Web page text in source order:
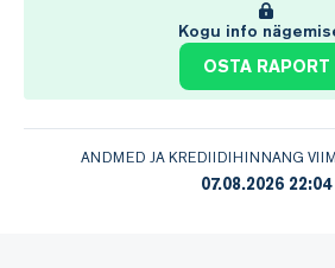
Kogu info
OSTA RAPORT
ANDMED JA KREDIIDIHINNANG
07.08.2026 22:04